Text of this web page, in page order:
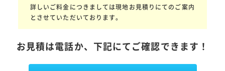
詳しいご料金につきましては現地お見積りにてのご案内
とさせていただいております。
お見積は電話か、下記にてご確認できます！